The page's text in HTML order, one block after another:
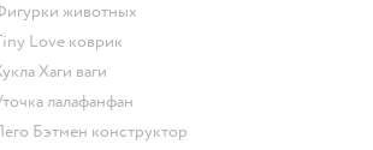
Фигурки животных
Tiny Love коврик
Кукла Хаги ваги
Уточка лалафанфан
Лего Бэтмен конструктор